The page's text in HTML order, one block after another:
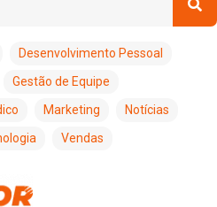
Desenvolvimento Pessoal
Gestão de Equipe
Marketing
Notícias
Vendas